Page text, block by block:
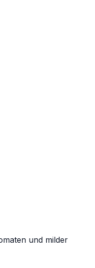
und milder